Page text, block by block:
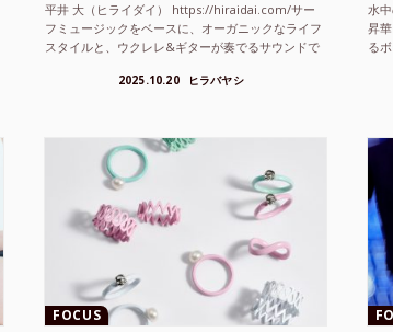
平井 大（ヒライダイ） https://hiraidai.com/サー
フミュージックをベースに、オーガニックなライフ
スタイルと、ウクレレ&ギターが奏でるサウンドで
2025.10.20 ヒラバヤシ
水
昇
る
FOCUS